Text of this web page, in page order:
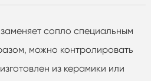
сопло специальным
можно контролировать
из керамики или